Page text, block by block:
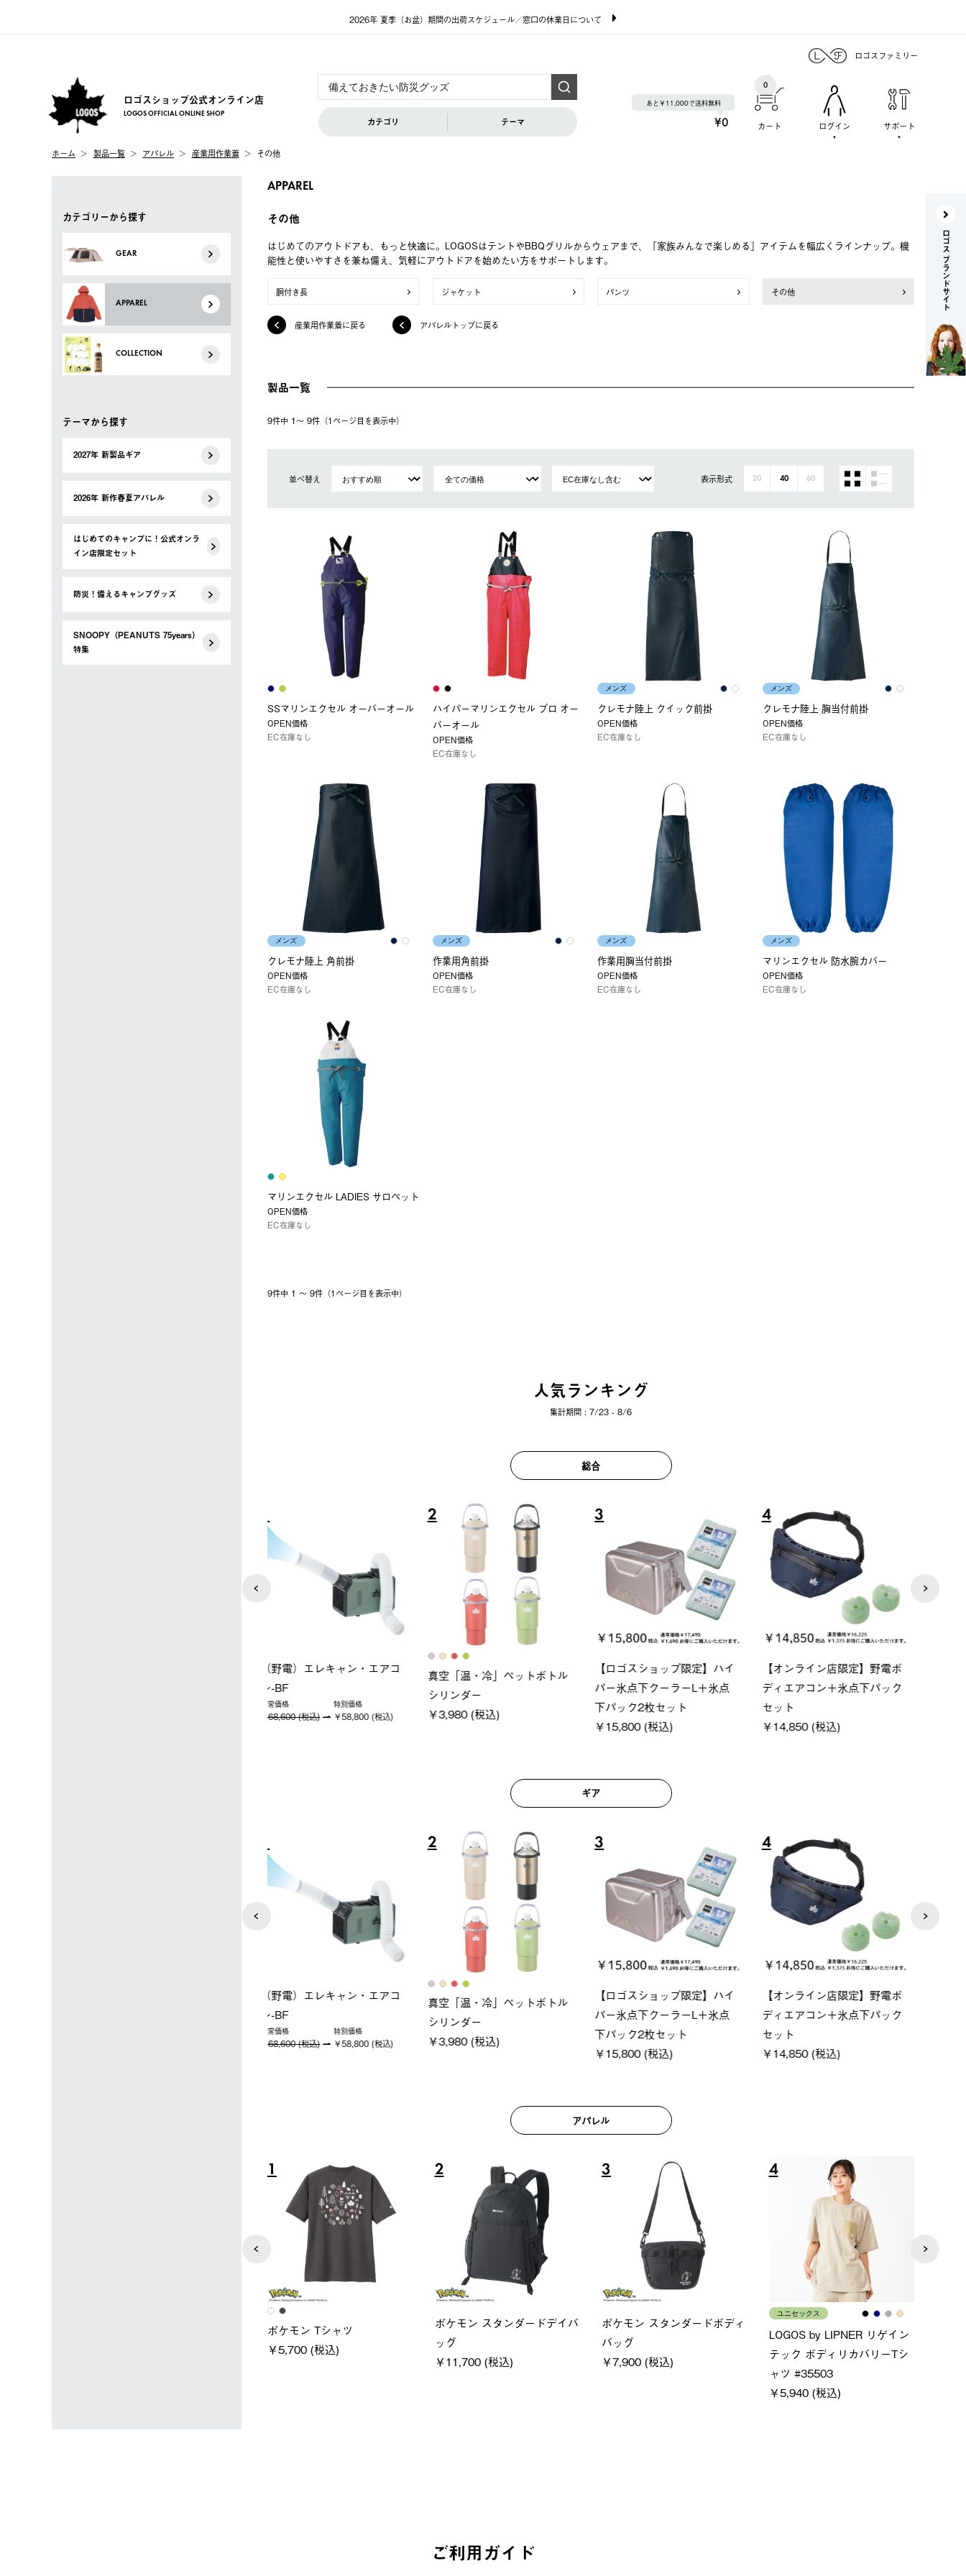
2026年 夏季（お盆）期間の出荷スケジュール／窓口の休業日について
ロゴスファミリー
ロゴスショップ公式オンライン店
LOGOS OFFICIAL ONLINE SHOP
カテゴリ テーマ
あと￥11,000で送料無料
¥0 カート
0
ログイン サポート
ホーム 製品一覧 アパレル 産業用作業着 その他
カテゴリーから探す
GEAR
APPAREL
COLLECTION
テーマから探す
2027年 新製品ギア
2026年 新作春夏アパレル
はじめてのキャンプに！公式オンラ
イン店限定セット
防災！備えるキャンプグッズ
SNOOPY（PEANUTS 75years）
特集
APPAREL
その他
はじめてのアウトドアも、もっと快適に。LOGOSはテントやBBQグリルからウェアまで、「家族みんなで楽しめる」アイテムを幅広くラインナップ。機
能性と使いやすさを兼ね備え、気軽にアウトドアを始めたい方をサポートします。
胴付き長 ジャケット パンツ その他
産業用作業着に戻る アパレルトップに戻る
製品一覧
9件中 1〜 9件（1ページ⽬を表⽰中）
並べ替え 表示形式 20 40 60
SSマリンエクセル オーバーオール
OPEN価格
EC在庫なし
ハイパーマリンエクセル プロ オー
バーオール
OPEN価格
EC在庫なし
メンズ
クレモナ陸上 クイック前掛
OPEN価格
EC在庫なし
メンズ
クレモナ陸上 胸当付前掛
OPEN価格
EC在庫なし
メンズ
クレモナ陸上 角前掛
OPEN価格
EC在庫なし
メンズ
作業用角前掛
OPEN価格
EC在庫なし
メンズ
作業用胸当付前掛
OPEN価格
EC在庫なし
メンズ
マリンエクセル 防水腕カバー
OPEN価格
EC在庫なし
マリンエクセル LADIES サロペット
OPEN価格
EC在庫なし
9件中 1 〜 9件（1ページ⽬を表⽰中）
人気ランキング
集計期間 : 7/23 - 8/6
総合
ソーラーブロック 風抜きQセ
ットタープ 250-BG
￥21,800 (税込)
6
ポケモン Tシャツ
￥5,700 (税込)
7
グランベーシック スペースベ
ース・オクタゴン-BJ
￥209,000 (税込)
8
Q-TOP ソーラーサンドブロッ
クサンシェード-BF
￥16,800 (税込)
ギア
ソーラーブロック 風抜きQセ
ットタープ 250-BG
￥21,800 (税込)
6
グランベーシック スペースベ
ース・オクタゴン-BJ
￥209,000 (税込)
7
Q-TOP ソーラーサンドブロッ
クサンシェード-BF
￥16,800 (税込)
8
ソーラーブロック 風抜きQセ
ットタープ 200-BG
￥18,800 (税込)
アパレル
5
レディース
ノーメイクフーディ
￥5,940 (税込)
6
LOGOS by LIPNER リゲイン
テック ボディリカバリーショ
ーツ #35504
7
LOGOS×FOOTMARK RAKU
SACK
￥21,780 (税込)
8
メンズ
クールタッチリラックスＴシ
ャツ
￥4,400 (税込)
ご利用ガイド
ロゴス ブランドサイト